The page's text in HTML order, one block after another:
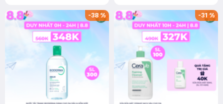
-38% -31%